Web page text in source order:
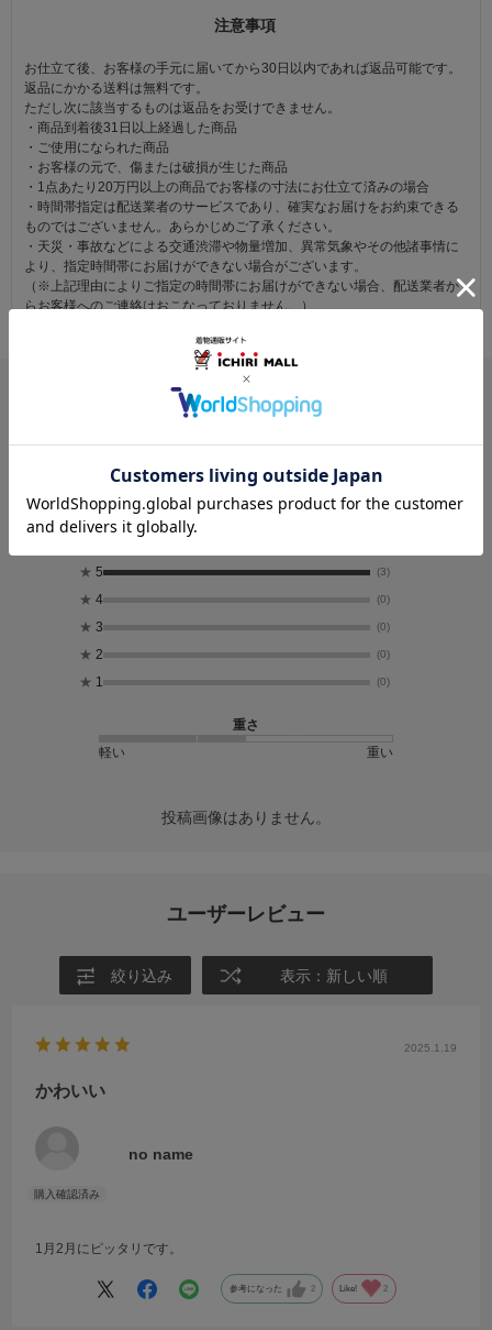
注意事項
お仕立て後、お客様の手元に届いてから30日以内であれば返品可能です。
返品にかかる送料は無料です。
ただし次に該当するものは返品をお受けできません。
・商品到着後31日以上経過した商品
・ご使用になられた商品
・お客様の元で、傷または破損が生じた商品
・1点あたり20万円以上の商品でお客様の寸法にお仕立て済みの場合
・時間帯指定は配送業者のサービスであり、確実なお届けをお約束できる
ものではございません。あらかじめご了承ください。
・天災・事故などによる交通渋滞や物量増加、異常気象やその他諸事情に
より、指定時間帯にお届けができない場合がございます。
（※上記理由によりご指定の時間帯にお届けができない場合、配送業者か
らお客様へのご連絡はおこなっておりません。）
レビュー
5.0
レビュー件数：
★ 5 (3)
★ 4 (0)
★ 3 (0)
★ 2 (0)
★ 1 (0)
重さ
軽い
重い
投稿画像はありません。
ユーザーレビュー
絞り込み 表示：新しい順
2025.1.19
かわいい
no name
1月2月にピッタリです。
参考になった 2 Like! 2